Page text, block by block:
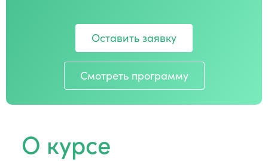
Оставить заявку
Смотреть программу
О курсе